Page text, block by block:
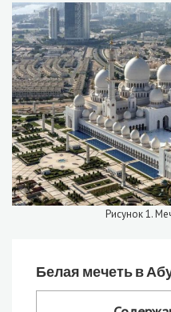
Рисунок 1.
Белая мечеть в